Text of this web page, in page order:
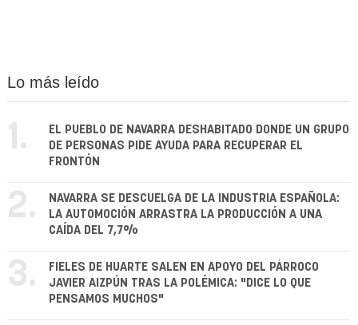
Lo más leído
1.
EL PUEBLO DE NAVARRA DESHABITADO DONDE UN GRUPO
DE PERSONAS PIDE AYUDA PARA RECUPERAR EL
FRONTÓN
2.
NAVARRA SE DESCUELGA DE LA INDUSTRIA ESPAÑOLA:
LA AUTOMOCIÓN ARRASTRA LA PRODUCCIÓN A UNA
CAÍDA DEL 7,7%
3.
FIELES DE HUARTE SALEN EN APOYO DEL PÁRROCO
JAVIER AIZPÚN TRAS LA POLÉMICA: "DICE LO QUE
PENSAMOS MUCHOS"